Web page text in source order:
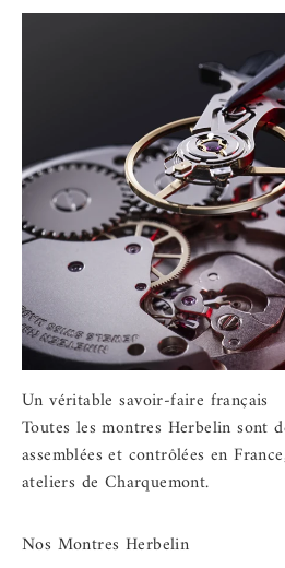
Toutes les montres Herbelin sont
assemblées et contrôlées en
ateliers de Charquemont.